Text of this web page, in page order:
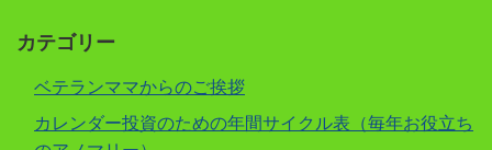
カテゴリー
ベテランママからのご挨拶
カレンダー投資のための年間サイクル表（毎年お役立ち